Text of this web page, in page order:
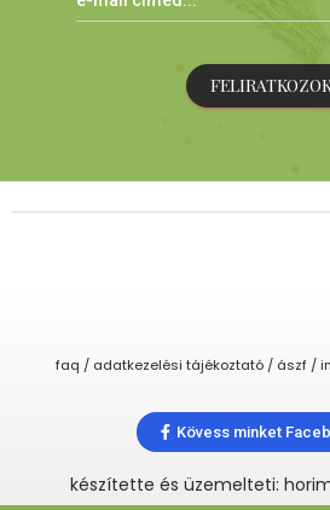
faq / adatkezelési tájékoztató / ászf /
Kövess minket
készítette és üzemelteti: